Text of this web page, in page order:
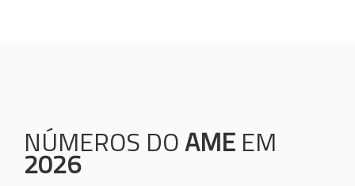
NÚMEROS DOAME EM
2026